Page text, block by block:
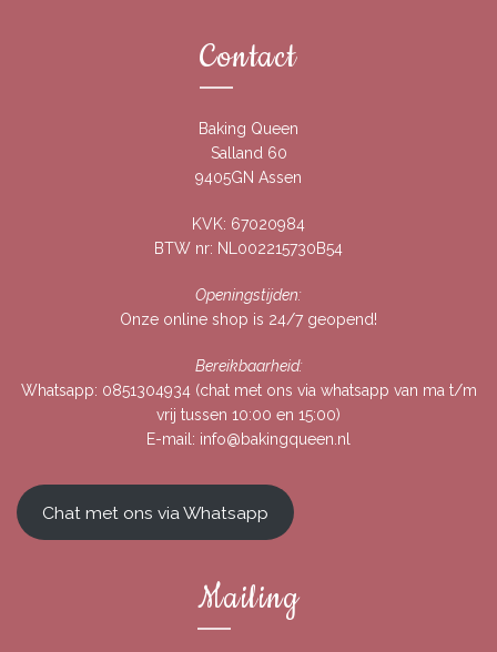
Contact
Baking Queen
Salland 60
9405GN Assen
KVK: 67020984
BTW nr: NL002215730B54
Openingstijden:
Onze online shop is 24/7 geopend!
Bereikbaarheid:
Whatsapp: 0851304934(chat met ons via whatsapp van ma t/m
vrij tussen 10:00 en 15:00)
E-mail: info@bakingqueen.nl
Chat met ons via Whatsapp
Mailing